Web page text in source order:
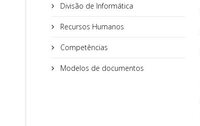
Divisão de Informática
Recursos Humanos
Competências
Modelos de documentos